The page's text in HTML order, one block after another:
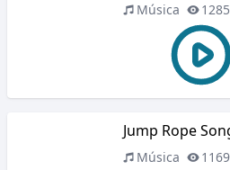
Música 1285
Jump Rope
Música 1169